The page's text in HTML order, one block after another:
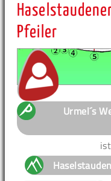
Pfeiler
Urmel´s